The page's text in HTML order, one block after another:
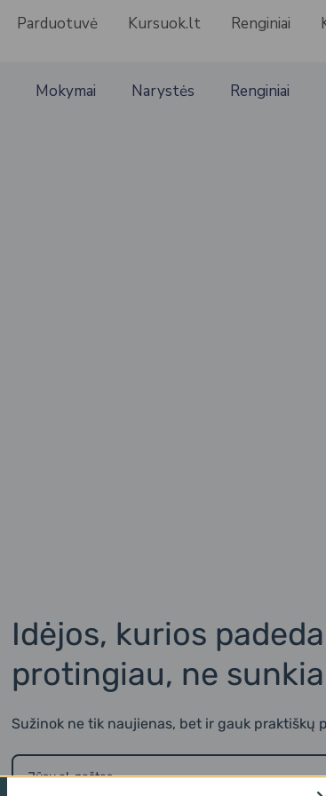
Parduotuvė Kursuok.lt Renginiai
Mokymai Narystės Renginiai
Idėjos, kurios
protingiau, ne
Sužinok ne tik naujienas, bet ir gauk praktiškų